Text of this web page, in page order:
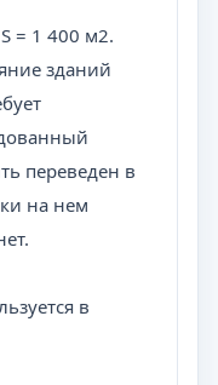
= 1 400 м2.
зданий
переведен в
на нем
в